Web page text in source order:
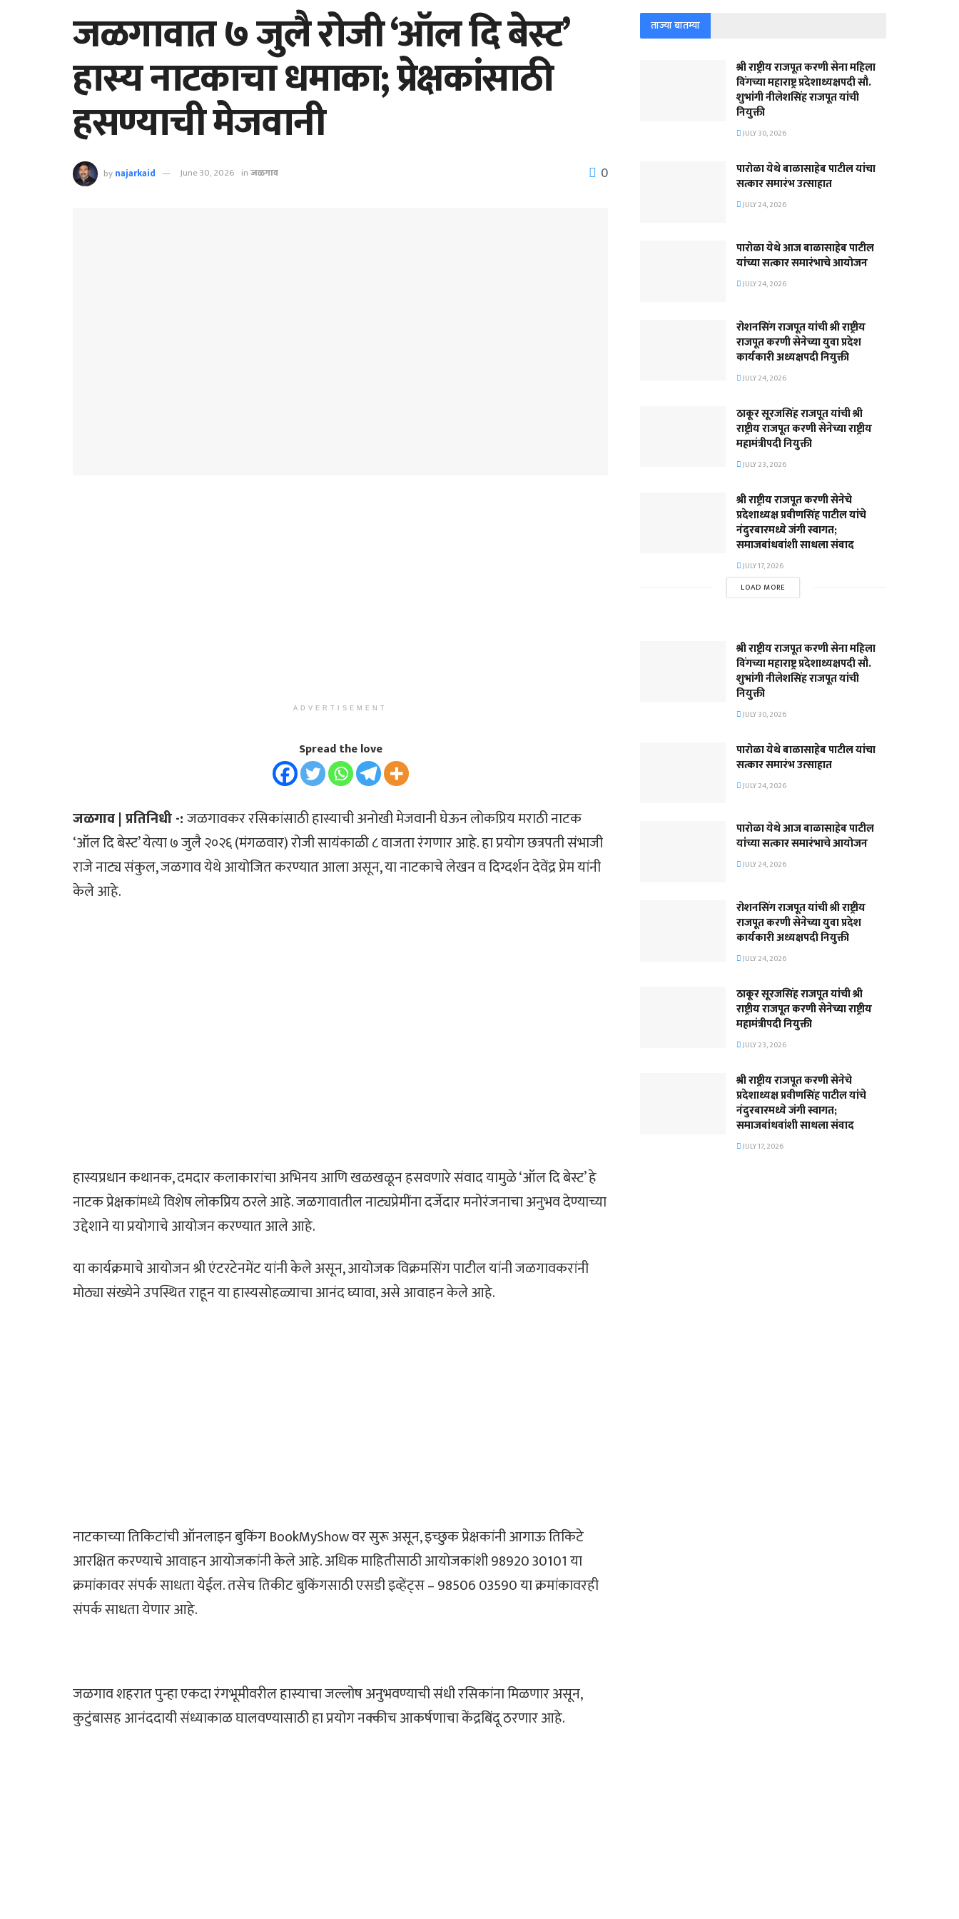
जळगावात ७ जुलै रोजी ‘ऑल दि बेस्ट’
हास्य नाटकाचा धमाका; प्रेक्षकांसाठी
हसण्याची मेजवानी
bynajarkaid June 30, 2026 inजळगाव 0
ADVERTISEMENT
Spread the love
जळगाव | प्रतिनिधी -:जळगावकर रसिकांसाठी हास्याची अनोखी मेजवानी घेऊन लोकप्रिय मराठी नाटक
‘ऑल दि बेस्ट’ येत्या ७ जुलै २०२६ (मंगळवार) रोजी सायंकाळी ८ वाजता रंगणार आहे. हा प्रयोग छत्रपती संभाजी
राजे नाट्य संकुल, जळगाव येथे आयोजित करण्यात आला असून, या नाटकाचे लेखन व दिग्दर्शन देवेंद्र प्रेम यांनी
केले आहे.
हास्यप्रधान कथानक, दमदार कलाकारांचा अभिनय आणि खळखळून हसवणारे संवाद यामुळे ‘ऑल दि बेस्ट’ हे
नाटक प्रेक्षकांमध्ये विशेष लोकप्रिय ठरले आहे. जळगावातील नाट्यप्रेमींना दर्जेदार मनोरंजनाचा अनुभव देण्याच्या
उद्देशाने या प्रयोगाचे आयोजन करण्यात आले आहे.
या कार्यक्रमाचे आयोजन श्री एंटरटेनमेंट यांनी केले असून, आयोजक विक्रमसिंग पाटील यांनी जळगावकरांनी
मोठ्या संख्येने उपस्थित राहून या हास्यसोहळ्याचा आनंद घ्यावा, असे आवाहन केले आहे.
नाटकाच्या तिकिटांची ऑनलाइन बुकिंग BookMyShow वर सुरू असून, इच्छुक प्रेक्षकांनी आगाऊ तिकिटे
आरक्षित करण्याचे आवाहन आयोजकांनी केले आहे. अधिक माहितीसाठी आयोजकांशी 98920 30101 या
क्रमांकावर संपर्क साधता येईल. तसेच तिकीट बुकिंगसाठी एसडी इव्हेंट्स – 98506 03590 या क्रमांकावरही
संपर्क साधता येणार आहे.
जळगाव शहरात पुन्हा एकदा रंगभूमीवरील हास्याचा जल्लोष अनुभवण्याची संधी रसिकांना मिळणार असून,
कुटुंबासह आनंददायी संध्याकाळ घालवण्यासाठी हा प्रयोग नक्कीच आकर्षणाचा केंद्रबिंदू ठरणार आहे.
ताज्या बातम्या
श्री राष्ट्रीय राजपूत करणी सेना महिला
विंगच्या महाराष्ट्र प्रदेशाध्यक्षपदी सौ.
शुभांगी नीलेशसिंह राजपूत यांची
नियुक्ती
JULY 30, 2026
पारोळा येथे बाळासाहेब पाटील यांचा
सत्कार समारंभ उत्साहात
JULY 24, 2026
पारोळा येथे आज बाळासाहेब पाटील
यांच्या सत्कार समारंभाचे आयोजन
JULY 24, 2026
रोशनसिंग राजपूत यांची श्री राष्ट्रीय
राजपूत करणी सेनेच्या युवा प्रदेश
कार्यकारी अध्यक्षपदी नियुक्ती
JULY 24, 2026
ठाकूर सूरजसिंह राजपूत यांची श्री
राष्ट्रीय राजपूत करणी सेनेच्या राष्ट्रीय
महामंत्रीपदी नियुक्ती
JULY 23, 2026
श्री राष्ट्रीय राजपूत करणी सेनेचे
प्रदेशाध्यक्ष प्रवीणसिंह पाटील यांचे
नंदुरबारमध्ये जंगी स्वागत;
समाजबांधवांशी साधला संवाद
JULY 17, 2026
LOAD MORE
श्री राष्ट्रीय राजपूत करणी सेना महिला
विंगच्या महाराष्ट्र प्रदेशाध्यक्षपदी सौ.
शुभांगी नीलेशसिंह राजपूत यांची
नियुक्ती
JULY 30, 2026
पारोळा येथे बाळासाहेब पाटील यांचा
सत्कार समारंभ उत्साहात
JULY 24, 2026
पारोळा येथे आज बाळासाहेब पाटील
यांच्या सत्कार समारंभाचे आयोजन
JULY 24, 2026
रोशनसिंग राजपूत यांची श्री राष्ट्रीय
राजपूत करणी सेनेच्या युवा प्रदेश
कार्यकारी अध्यक्षपदी नियुक्ती
JULY 24, 2026
ठाकूर सूरजसिंह राजपूत यांची श्री
राष्ट्रीय राजपूत करणी सेनेच्या राष्ट्रीय
महामंत्रीपदी नियुक्ती
JULY 23, 2026
श्री राष्ट्रीय राजपूत करणी सेनेचे
प्रदेशाध्यक्ष प्रवीणसिंह पाटील यांचे
नंदुरबारमध्ये जंगी स्वागत;
समाजबांधवांशी साधला संवाद
JULY 17, 2026